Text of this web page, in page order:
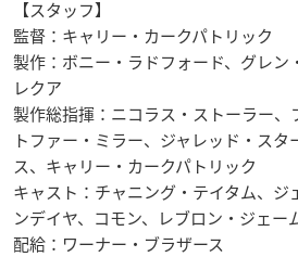
【スタッフ】
監督：キャリー・カークパトリック
製作：ボニー・ラドフォード、グレン
レクア
製作総指揮：ニコラス・ストーラー、
トファー・ミラー、ジャレッド・スタ
ス、キャリー・カークパトリック
キャスト：チャニング・テイタム、ジ
ンデイヤ、コモン、レブロン・ジェー
配給：ワーナー・ブラザース